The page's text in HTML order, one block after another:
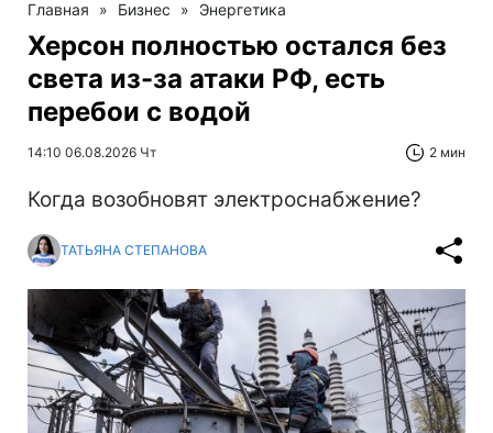
Главная » Бизнес » Энергетика
Херсон полностью остался без
света из-за атаки РФ, есть
перебои с водой
14:10 06.08.2026 Чт 2 мин
Когда возобновят электроснабжение?
ТАТЬЯНА СТЕПАНОВА